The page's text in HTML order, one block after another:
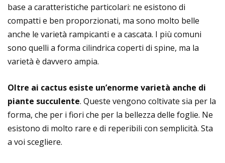
base a caratteristiche particolari: ne esistono di
compatti e ben proporzionati, ma sono molto belle
anche le varietà rampicanti e a cascata. I più comuni
sono quelli a forma cilindrica coperti di spine, ma la
varietà è davvero ampia.
Oltre ai cactus esiste un’enorme varietà anche di
piante succulente. Queste vengono coltivate sia per la
forma, che per i fiori che per la bellezza delle foglie. Ne
esistono di molto rare e di reperibili con semplicità. Sta
a voi scegliere.